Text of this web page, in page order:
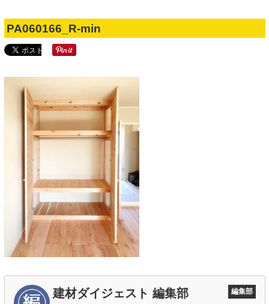
2017.05.22
PA060166_R-min
建材ダイジェスト 編集部 編集部